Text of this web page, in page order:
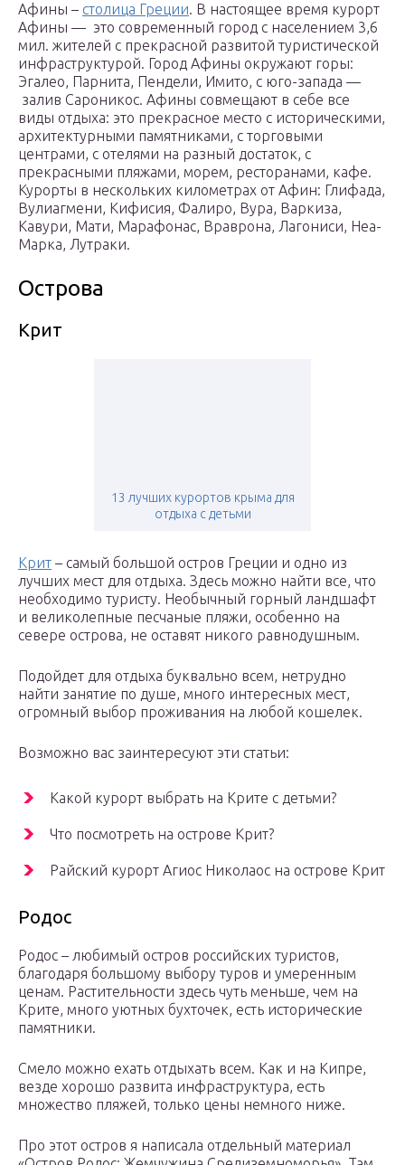
Афины – столица Греции. В настоящее время курорт
Афины — это современный город с населением 3,6
мил. жителей с прекрасной развитой туристической
инфраструктурой. Город Афины окружают горы:
Эгалео, Парнита, Пендели, Имито, с юго-запада —
залив Сароникос. Афины совмещают в себе все
виды отдыха: это прекрасное место с историческими,
архитектурными памятниками, с торговыми
центрами, с отелями на разный достаток, с
прекрасными пляжами, морем, ресторанами, кафе.
Курорты в нескольких километрах от Афин: Глифада,
Вулиагмени, Кифисия, Фалиро, Вура, Варкиза,
Кавури, Мати, Марафонас, Враврона, Лагониси, Неа-
Марка, Лутраки.
Острова
Крит
13 лучших курортов крыма для
отдыха с детьми
Крит – самый большой остров Греции и одно из
лучших мест для отдыха. Здесь можно найти все, что
необходимо туристу. Необычный горный ландшафт
и великолепные песчаные пляжи, особенно на
севере острова, не оставят никого равнодушным.
Подойдет для отдыха буквально всем, нетрудно
найти занятие по душе, много интересных мест,
огромный выбор проживания на любой кошелек.
Возможно вас заинтересуют эти статьи:
Какой курорт выбрать на Крите с детьми?
Что посмотреть на острове Крит?
Райский курорт Агиос Николаос на острове Крит
Родос
Родос – любимый остров российских туристов,
благодаря большому выбору туров и умеренным
ценам. Растительности здесь чуть меньше, чем на
Крите, много уютных бухточек, есть исторические
памятники.
Смело можно ехать отдыхать всем. Как и на Кипре,
везде хорошо развита инфраструктура, есть
множество пляжей, только цены немного ниже.
Про этот остров я написала отдельный материал